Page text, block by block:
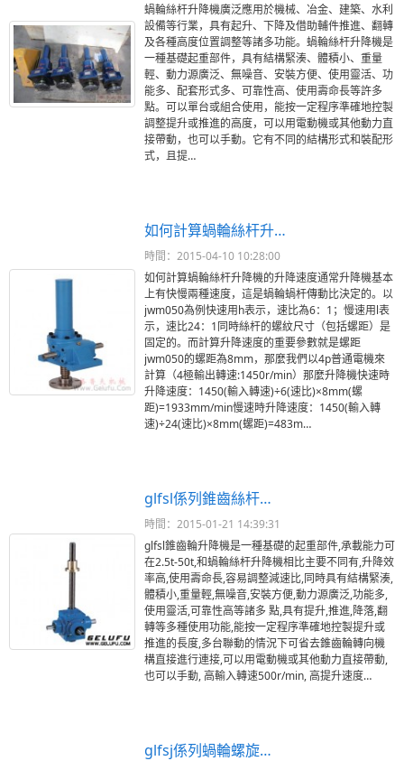
蝸輪絲杆升降機廣泛應用於機械、冶金、建築、水利
設備等行業，具有起升、下降及借助輔件推進、翻轉
及各種高度位置調整等諸多功能。蝸輪絲杆升降機是
一種基礎起重部件，具有結構緊湊、體積小、重量
輕、動力源廣泛、無噪音、安裝方便、使用靈活、功
能多、配套形式多、可靠性高、使用壽命長等許多
點。可以單台或組合使用，能按一定程序準確地控製
調整提升或推進的高度，可以用電動機或其他動力直
接帶動，也可以手動。它有不同的結構形式和裝配形
式，且提…
如何計算蝸輪絲杆升…
時間：2015-04-10 10:28:00
如何計算蝸輪絲杆升降機的升降速度通常升降機基本
上有快慢兩種速度，這是蝸輪蝸杆傳動比決定的。以
jwm050為例快速用h表示，速比為6：1；慢速用l表
示，速比24：1同時絲杆的螺紋尺寸（包括螺距）是
固定的。而計算升降速度的重要參數就是螺距
jwm050的螺距為8mm，那麼我們以4p普通電機來
計算（4極輸出轉速:1450r/min）那麼升降機快速時
升降速度：1450(輸入轉速)÷6(速比)×8mm(螺
距)=1933mm/min慢速時升降速度：1450(輸入轉
速)÷24(速比)×8mm(螺距)=483m…
glfsl係列錐齒絲杆…
時間：2015-01-21 14:39:31
glfsl錐齒輪升降機是一種基礎的起重部件,承載能力可
在2.5t-50t,和蝸輪絲杆升降機相比主要不同有,升降效
率高,使用壽命長,容易調整減速比,同時具有結構緊湊,
體積小,重量輕,無噪音,安裝方便,動力源廣泛,功能多,
使用靈活,可靠性高等諸多 點,具有提升,推進,降落,翻
轉等多種使用功能,能按一定程序準確地控製提升或
推進的長度,多台聯動的情況下可省去錐齒輪轉向機
構直接進行連接,可以用電動機或其他動力直接帶動,
也可以手動, 高輸入轉速500r/min, 高提升速度…
glfsj係列蝸輪螺旋…